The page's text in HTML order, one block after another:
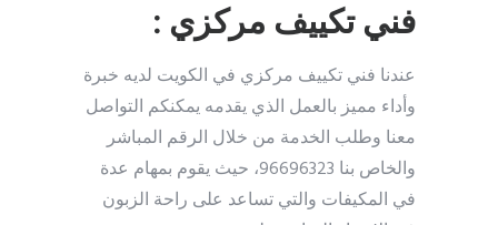
فني تكييف مركزي :
عندنا فني تكييف مركزي في الكويت لديه خبرة
وأداء مميز بالعمل الذي يقدمه يمكنكم التواصل
معنا وطلب الخدمة من خلال الرقم المباشر
والخاص بنا 96696323، حيث يقوم بمهام عدة
في المكيفات والتي تساعد على راحة الزبون